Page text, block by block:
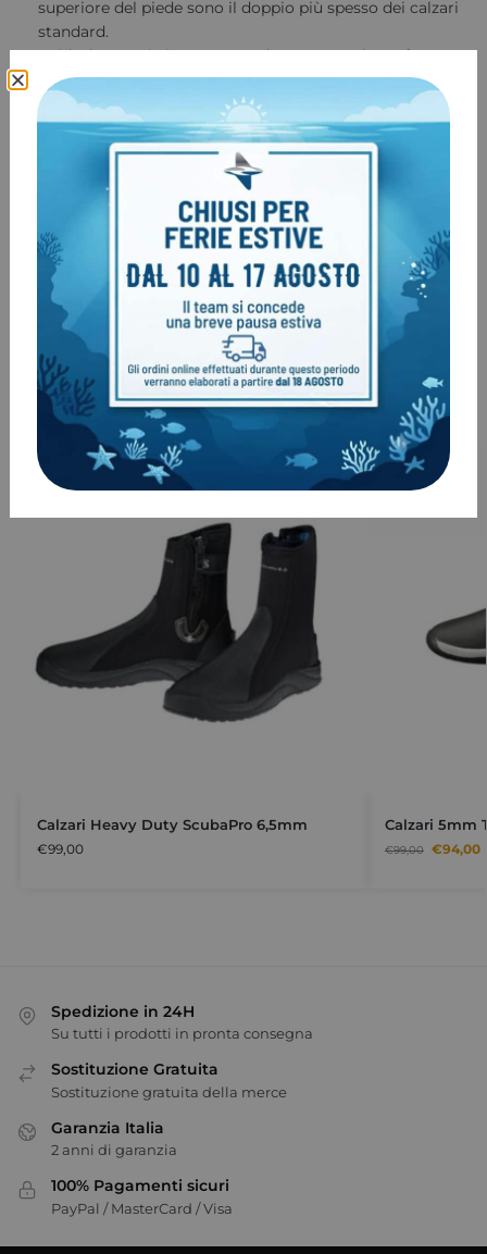
superiore del piede sono il doppio più spesso dei calzari
standard.
Caldo: la tomaia in neoprene da 5 mm per la perfetta
termicità in qualsiasi condizione
Comodo: il calzare Superzip utilizza solo alcune cuciture,
che sono posizionate lontano dalle parti più larghe dei
piedi per ridurre al minimo gli sfregamenti
Durevole: la chiusura con cerniera ad alta resistenza in
resina anti-corrosione. La rilegatura elastica nella parte
superiore resiste all’usura.
COD:
11193
Categoria: Calzari Sub
Marchio: Aqualung
Prodotti correlati
Calzari Heavy Duty ScubaPro 6,5mm
€99,00
-5%
Calzari 5mm
€99,00 €94,00
Spedizione in 24H
Su tutti i prodotti in pronta consegna
Sostituzione Gratuita
Sostituzione gratuita della merce
Garanzia Italia
2 anni di garanzia
100% Pagamenti sicuri
PayPal / MasterCard / Visa